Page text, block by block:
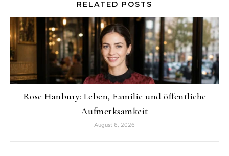
RELATED POSTS
Rose Hanbury: Leben, Familie und öffentliche
Aufmerksamkeit
August 6, 2026